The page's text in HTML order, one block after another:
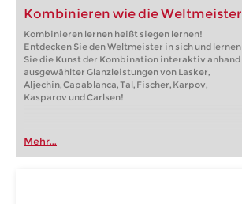
Kombinieren wie die Weltmeister
Kombinieren lernen heißt siegen lernen!
Entdecken Sie den Weltmeister in sich und lernen
Sie die Kunst der Kombination interaktiv anhand
ausgewählter Glanzleistungen von Lasker,
Aljechin, Capablanca, Tal, Fischer, Karpov,
Kasparov und Carlsen!
Mehr...